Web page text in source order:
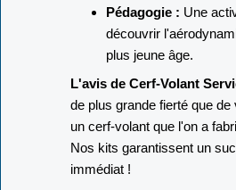
Pédagogie : Une
découvrir
plus jeune âge.
L'avis de Cerf-Volant
de plus grande fierté que
un cerf-volant que l'on a
Nos kits garantissent un
immédiat !